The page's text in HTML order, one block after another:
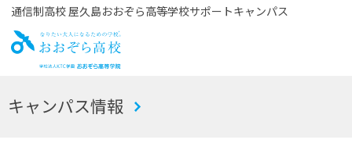
通信制高校 屋久島おおぞら高等学校サポートキャンパス
お
キャンパス情報